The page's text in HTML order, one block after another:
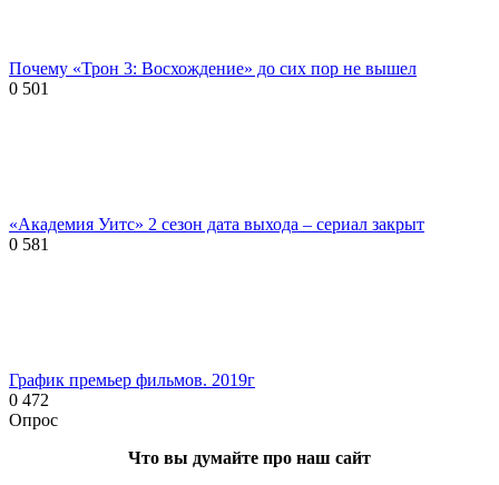
Почему «Трон 3: Восхождение» до сих пор не вышел
0 501
«Академия Уитс» 2 сезон дата выхода – сериал закрыт
0 581
График премьер фильмов. 2019г
0 472
Опрос
Что вы думайте про наш сайт